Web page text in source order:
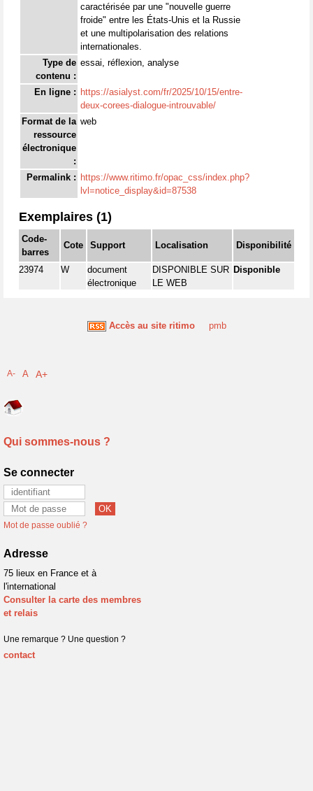
caractérisée par une "nouvelle guerre
froide" entre les États-Unis et la Russie
et une multipolarisation des relations
internationales.
Type de
contenu :
essai, réflexion, analyse
En ligne : https://asialyst.com/fr/2025/10/15/entre-
deux-corees-dialogue-introuvable/
Format de la
ressource
électronique
:
web
Permalink : https://www.ritimo.fr/opac_css/index.php?
lvl=notice_display&id=87538
Exemplaires (1)
Code-
barres
Cote Support Localisation Disponibilité
23974 W
document
électronique
DISPONIBLE SUR
LE WEB
Disponible
Accès au site ritimo pmb
A- A A+
Qui sommes-nous ?
Se connecter
Mot de passe oublié ?
Adresse
75 lieux en France et à
l'international
Consulter la carte des membres
et relais
Une remarque ? Une question ?
contact